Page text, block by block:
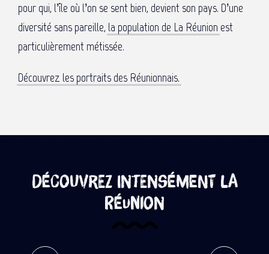
pour qui, l’île où l’on se sent bien, devient son pays. D’une
diversité sans pareille, la population de La Réunion est
particulièrement métissée.
Découvrez les portraits des Réunionnais.
Découvrez intensément La
Réunion